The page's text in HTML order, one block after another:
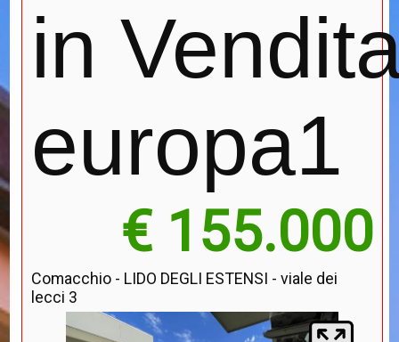
in
europa1
€ 155.000
Comacchio - LIDO DEGLI ESTENSI - viale dei
lecci 3